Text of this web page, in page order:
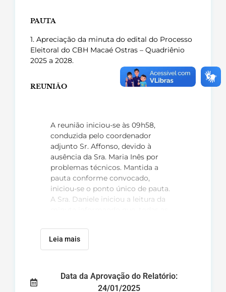
PAUTA
1. Apreciação da minuta do edital do Processo
Eleitoral do CBH Macaé Ostras – Quadriênio
2025 a 2028.
REUNIÃO
A reunião iniciou-se às 09h58,
conduzida pelo coordenador
adjunto Sr. Affonso, devido à
ausência da Sra. Maria Inês por
problemas técnicos. Mantida a
pauta conforme convocado,
iniciou-se o ponto único de pauta.
A Sra. Daniele iniciou a leitura da
apreciação foram ajustadas de
acordo com regimento interno
aprovado em 24 de maio de 2024.
destaque um trecho sobre a
Plenária de aprovação do processo
Leia mais
Data da Aprovação do Relatório:
24/01/2025